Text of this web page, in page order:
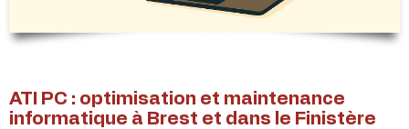
ATI PC : optimisation et maintenance
informatique à Brest et dans le Finistère